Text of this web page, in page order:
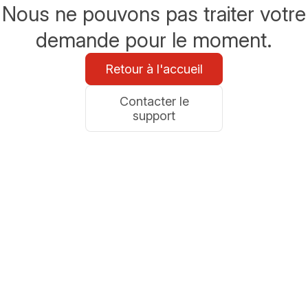
Nous ne pouvons pas traiter votre
demande pour le moment.
Retour à l'accueil
Contacter le
support